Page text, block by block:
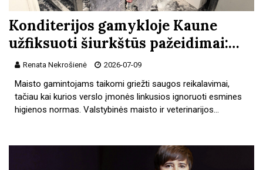
Konditerijos gamykloje Kaune
užfiksuoti šiurkštūs pažeidimai:…
Renata Nekrošienė 2026-07-09
Maisto gamintojams taikomi griežti saugos reikalavimai,
tačiau kai kurios verslo įmonės linkusios ignoruoti esmines
higienos normas. Valstybinės maisto ir veterinarijos…